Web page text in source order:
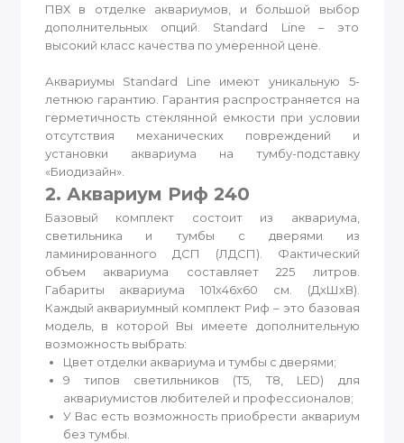
ПВХ в отделке аквариумов, и большой выбор
дополнительных опций. Standard Line – это
высокий класс качества по умеренной цене.
Аквариумы Standard Line имеют уникальную 5-
летнюю гарантию. Гарантия распространяется на
герметичность стеклянной емкости при условии
отсутствия механических повреждений и
установки аквариума на тумбу-подставку
«Биодизайн».
2. Аквариум Риф 240
Базовый комплект состоит из аквариума,
светильника и тумбы с дверями из
ламинированного ДСП (ЛДСП). Фактический
объем аквариума составляет 225 литров.
Габариты аквариума 101x46x60 см. (ДхШхВ).
Каждый аквариумный комплект Риф – это базовая
модель, в которой Вы имеете дополнительную
возможность выбрать:
Цвет отделки аквариума и тумбы с дверями;
9 типов светильников (T5, T8, LED) для
аквариумистов любителей и профессионалов;
У Вас есть возможность приобрести аквариум
без тумбы.